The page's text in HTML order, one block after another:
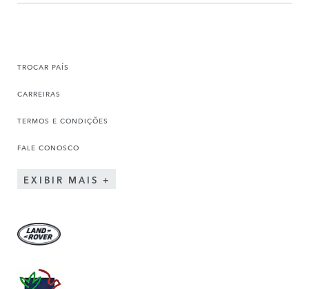
TROCAR PAÍS
CARREIRAS
TERMOS E CONDIÇÕES
FALE CONOSCO
EXIBIR MAIS